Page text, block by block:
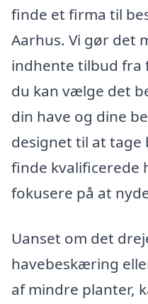
finde et firma til
Aarhus. Vi gør det
indhente tilbud fra
du kan vælge det
din have og dine
designet til at
finde kvalificerede
fokusere på at
Uanset om det
havebeskæring
af mindre planter,